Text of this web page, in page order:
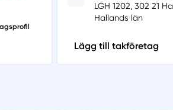
LGH 1202, 302 21
Hallands län
Lägg till takföretag